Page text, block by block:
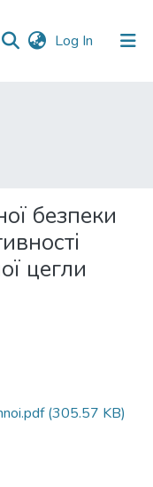
Log In (current)
безпеки
цегли
(305.57 KB)